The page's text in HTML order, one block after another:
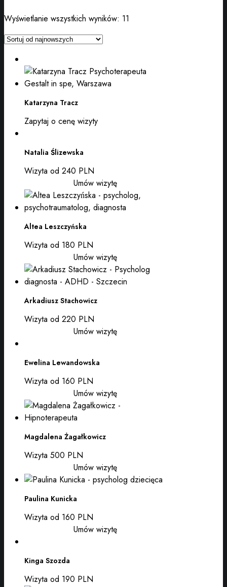
Wyświetlanie wszystkich wyników: 11
Katarzyna Tracz
Zapytaj o cenę wizyty
Natalia Ślizewska
Wizyta od 240 PLN
Umów wizytę
Altea Leszczyńska
Wizyta od 180 PLN
Umów wizytę
Arkadiusz Stachowicz
Wizyta od 220 PLN
Umów wizytę
Ewelina Lewandowska
Wizyta od 160 PLN
Umów wizytę
Magdalena Żagałkowicz
Wizyta 500 PLN
Umów wizytę
Paulina Kunicka
Wizyta od 160 PLN
Umów wizytę
Kinga Szozda
Wizyta od 190 PLN